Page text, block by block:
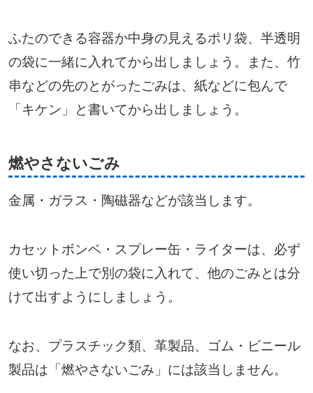
ふたのできる容器か中身の見えるポリ袋、半透明
の袋に一緒に入れてから出しましょう。また、竹
串などの先のとがったごみは、紙などに包んで
「キケン」と書いてから出しましょう。
燃やさないごみ
金属・ガラス・陶磁器などが該当します。
カセットボンベ・スプレー缶・ライターは、必ず
使い切った上で別の袋に入れて、他のごみとは分
けて出すようにしましょう。
なお、プラスチック類、革製品、ゴム・ビニール
製品は「燃やさないごみ」には該当しません。